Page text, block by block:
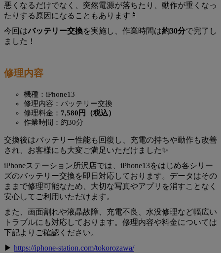
悪くなるだけでなく、突然電源が落ちたり、動作が重くなっ
たりする原因になることもあります📱
今回はバッテリー交換を実施し、作業時間は約30分で完了し
ました！
修理内容
機種：iPhone13
修理内容：バッテリー交換
修理料金： 7,580円（税込）
作業時間：約30分
交換後はバッテリー性能も回復し、充電の持ちや動作も改善
され、お客様にも大変ご満足いただけました✨
iPhoneステーション所沢店では、iPhone13をはじめ各シリー
ズのバッテリー交換を即日対応しております。データはその
ままで修理可能なため、大切な写真やアプリを消すことなく
安心してご利用いただけます。
また、画面割れや液晶故障、充電不良、水没修理など幅広い
トラブルにも対応しております。修理内容や料金については
下記よりご確認ください。
▶ https://iphone-station.com/tokorozawa/